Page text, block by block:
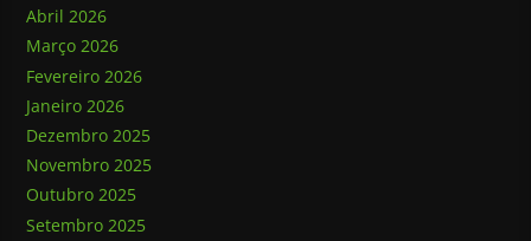
Abril 2026
Março 2026
Fevereiro 2026
Janeiro 2026
Dezembro 2025
Novembro 2025
Outubro 2025
Setembro 2025